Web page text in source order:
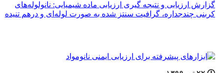
گزارش ارزیابی و نتیجه گیری ارزیابی ماده شیمیایی: نانولوله‌های
کربنی چندجداره، گرافیت سنتز شده به صورت لوله‌ای و درهم تنیده